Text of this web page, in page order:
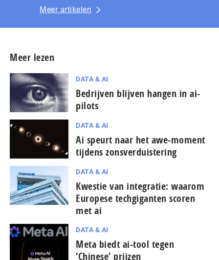
Meer artikelen
Meer lezen
DATA & AI
Bedrijven blijven hangen in ai-
pilots
DATA & AI
Ai speurt naar het awe-moment
tijdens zons­ver­duis­te­ring
DATA & AI
Kwestie van integratie: waarom
Europese techgiganten scoren
met ai
DATA & AI
Meta biedt ai-tool tegen
‘Chinese’ prijzen